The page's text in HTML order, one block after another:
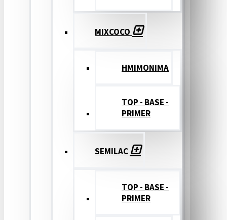
MIXCOCO
HMIMONIMA
TOP - BASE -
PRIMER
SEMILAC
TOP - BASE -
PRIMER